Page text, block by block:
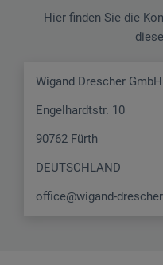
Hier finden Sie die
Wigand Drescher
Engelhardtstr. 10
90762 Fürth
DEUTSCHLAND
office@wigand-